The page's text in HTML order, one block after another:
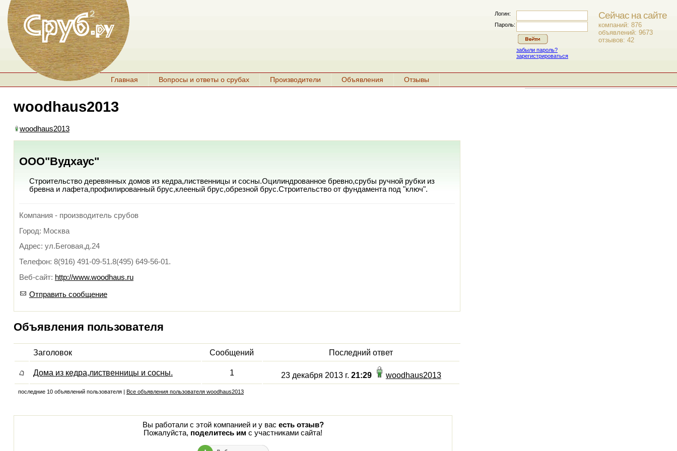
Главная Вопросы и ответы о срубах Производители Объявления Отзывы
Сейчас на сайте
компаний: 876
объявлений: 9673
отзывов: 42
Логин:
Пароль:
забыли пароль?
зарегистрироваться
woodhaus2013
woodhaus2013
ООО"Вудхаус"
Строительство деревянных домов из кедра,лиственницы и сосны.Оцилиндрованное бревно,срубы ручной рубки из
бревна и лафета,профилированный брус,клееный брус,обрезной брус.Строительство от фундамента под "ключ".
Компания - производитель срубов
Город: Москва
Адрес: ул.Беговая,д.24
Телефон: 8(916) 491-09-51.8(495) 649-56-01.
Веб-сайт: http://www.woodhaus.ru
Отправить сообщение
Объявления пользователя
Заголовок Сообщений Последний ответ
Дома из кедра,лиственницы и сосны. 1 23 декабря 2013 г. 21:29 woodhaus2013
последние 10 объявлений пользователя | Все объявления пользователя woodhaus2013
Вы работали с этой компанией и у вас есть отзыв?
Пожалуйста, поделитесь им с участниками сайта!